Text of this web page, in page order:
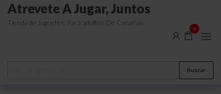
Atrevete A Jugar, Juntos
Tienda de Juguetes. Para adultos De Canarias
0
Buscar